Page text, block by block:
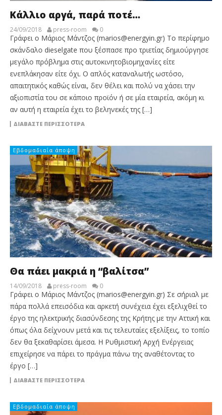
Κάλλιο αργά, παρά ποτέ…
24/09/2018 press-room 0
Γράφει ο Μάριος Μάντζος (marios@energyin.gr) Το περίφημο
σκάνδαλο dieselgate που ξέσπασε προ τριετίας δημιούργησε
μεγάλο πρόβλημα στις αυτοκινητοβιομηχανίες είτε
ενεπλάκησαν είτε όχι. Ο απλός καταναλωτής ωστόσο,
απαιτητικός καθώς είναι, δεν θέλει και πολύ να χάσει την
αξιοπιστία του σε κάποιο προϊόν ή σε μία εταιρεία, ακόμη κι
αν αυτή η εταιρεία έχει το βεληνεκές της […]
ΔΙΑΒΆΣΤΕ ΠΕΡΙΣΣΌΤΕΡΑ
Εβδομαδιαία άποψη
Θα πάει μακριά η “βαλίτσα”
14/09/2018 press-room 0
Γράφει ο Μάριος Μάντζος (marios@energyin.gr) Σε σήριαλ με
πάρα πολλά επεισόδια και αρκετή συνέχεια έχει εξελιχθεί το
έργο της ηλεκτρικής διασύνδεσης της Κρήτης με την Αττική και
όπως όλα δείχνουν μετά και τις τελευταίες εξελίξεις, το τοπίο
δεν θα ξεκαθαρίσει άμεσα. Η Ρυθμιστική Αρχή Ενέργειας
επιχείρησε να πάρει το πράγμα πάνω της αναθέτοντας το
έργο […]
ΔΙΑΒΆΣΤΕ ΠΕΡΙΣΣΌΤΕΡΑ
Εβδομαδιαία άποψη